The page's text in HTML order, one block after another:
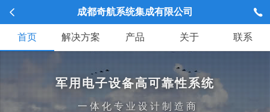
成都奇航系统集成有限公司
首页 解决方案 产品 关于 联系
军用电子设备高可靠性系统
一体化专业设计制造商